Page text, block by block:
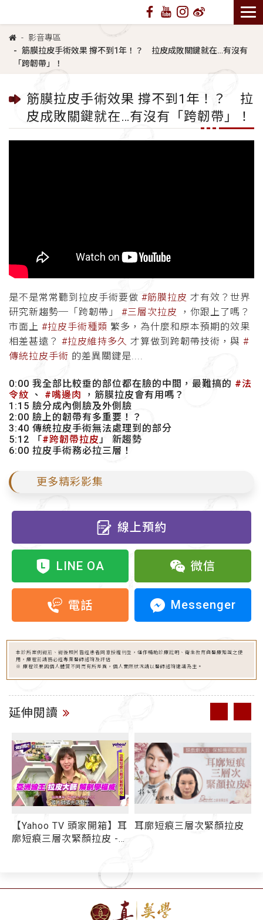
影音專區
筋膜拉皮手術效果 撐不到1年！？ 拉皮成敗關鍵就在…有沒有
「跨韌帶」！
筋膜拉皮手術效果 撐不到1年！？ 拉
皮成敗關鍵就在…有沒有「跨韌帶」！
是不是常常聽到拉皮手術要做 #筋膜拉皮 才有效？世界
研究新趨勢─「跨韌帶」 #三層次拉皮
，你跟上了嗎？
市面上 #拉皮手術種類 繁多，為什麼和原本預期的效果
相差甚遠？ #拉皮維持多久 才算做到跨韌帶技術，與 #
傳統拉皮手術 的差異關鍵是....
0:00 我全部比較垂的部位都在臉的中間， 最難搞的 #法
令紋 、 #嘴邊肉
，筋膜拉皮會有用嗎？
1:15 臉分成內側臉及外側臉
2:00 臉上的韌帶有多重要！？
3:40 傳統拉皮手術無法處理到的部分
5:12
「#跨韌帶拉皮 」 新趨勢
6:00 拉皮手術務必拉三層！
更多精彩影集
線上預約
LINE OA 微信
電話 Messenger
本診所案例術前、術後照片皆經患者同意授權刊登，僅作輔助診療說明、衛生教育與醫療知識之使
用，療程前請務必經專業醫師諮詢及評估
※ 療程效果因個人體質不同而有所差異，個人實際狀況請以醫師諮詢建議為主。
延伸閱讀
【Yahoo TV 頭家開箱】耳
廓短痕三層次緊顏拉皮 -
耳廓短痕三層次緊顏拉皮